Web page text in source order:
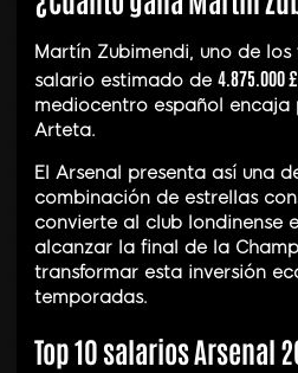
Martín Zubimendi, uno de
salario estimado de 4.875.000
mediocentro español encaja
Arteta.
El Arsenal presenta así una
combinación de estrellas
convierte al club londinense
alcanzar la final de la
transformar esta inversión
temporadas.
Top 10 salarios Arsenal